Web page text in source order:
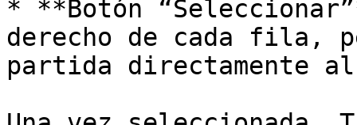
* **Botón
derecho de cada fila,
partida directamente